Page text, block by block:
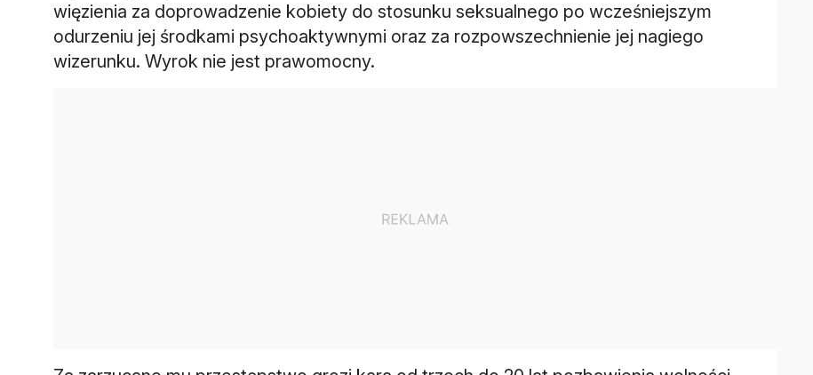
więzienia za doprowadzenie kobiety do stosunku seksualnego po wcześniejszym
odurzeniu jej środkami psychoaktywnymi oraz za rozpowszechnienie jej nagiego
wizerunku. Wyrok nie jest prawomocny.